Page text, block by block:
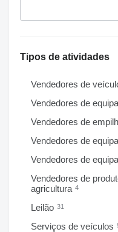
Tipos de atividades
Vendedores de
Vendedores de
Vendedores de
Vendedores de
Vendedores de
Vendedores de
agricultura 4
Leilão 31
Serviços de veículos